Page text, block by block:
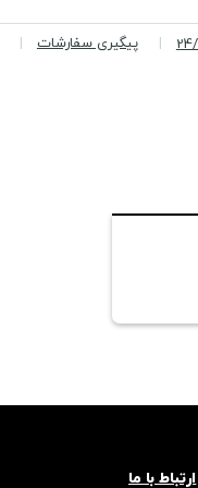
پیگیری سفارشات
ارتباط با ما